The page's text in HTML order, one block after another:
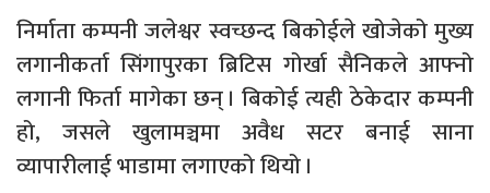
निर्माता कम्पनी जलेश्वर स्वच्छन्द बिकोईले खोजेको मुख्य
लगानीकर्ता सिंगापुरका ब्रिटिस गोर्खा सैनिकले आफ्नो
लगानी फिर्ता मागेका छन् । बिकोई त्यही ठेकेदार कम्पनी
हो, जसले खुलामञ्चमा अवैध सटर बनाई साना
व्यापारीलाई भाडामा लगाएको थियो ।